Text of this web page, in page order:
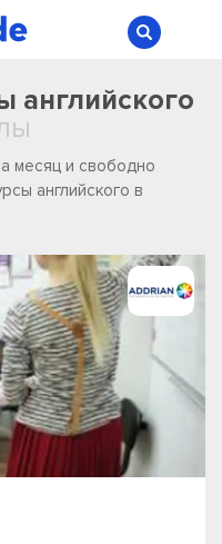
английского
месяц и свободно
английского в